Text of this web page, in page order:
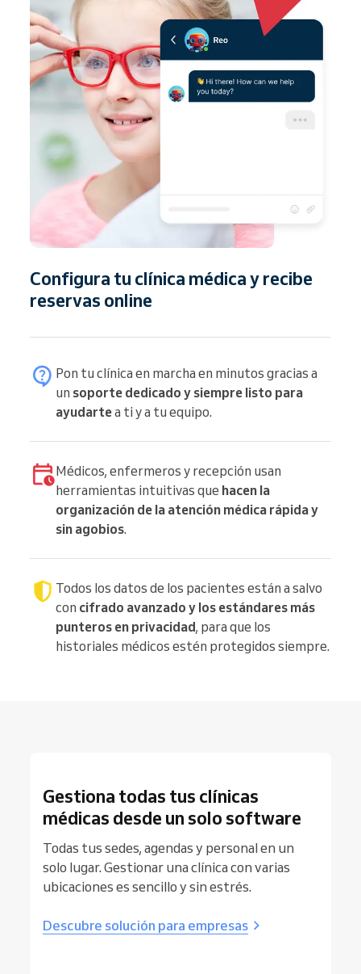
Configura tu clínica médica y recibe
reservas online
Pon tu clínica en marcha en minutos gracias a
un soporte dedicado y siempre listo para
ayudartea ti y a tu equipo.
Médicos, enfermeros y recepción usan
herramientas intuitivas que hacen la
organización de la atención médica rápida y
sin agobios.
Todos los datos de los pacientes están a salvo
con cifrado avanzado y los estándares más
punteros en privacidad, para que los
historiales médicos estén protegidos siempre.
Gestiona todas tus clínicas
médicas desde un solo software
Todas tus sedes, agendas y personal en un
solo lugar. Gestionar una clínica con varias
ubicaciones es sencillo y sin estrés.
Descubre solución para empresas